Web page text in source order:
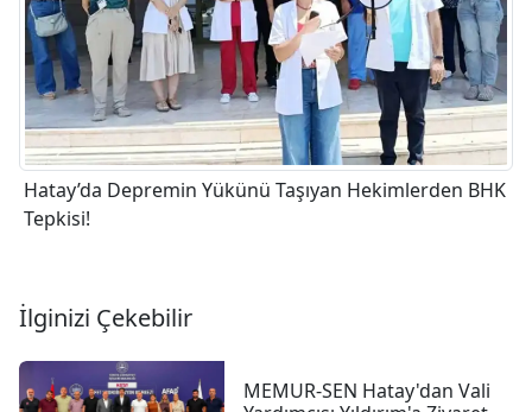
Hatay’da Depremin Yükünü Taşıyan Hekimlerden BHK
Tepkisi!
İlginizi Çekebilir
MEMUR-SEN Hatay'dan Vali